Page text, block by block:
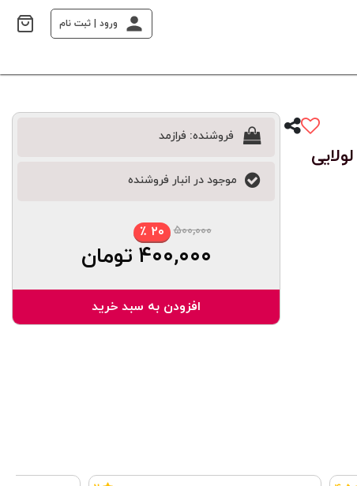
ورود | ثبت نام
درب لولایی
فروشنده: فرازمد
موجود در انبار فروشنده
۵۰۰,۰۰۰ ۲۰ ٪
۴۰۰,۰۰۰ تومان
افزودن به سبد خرید